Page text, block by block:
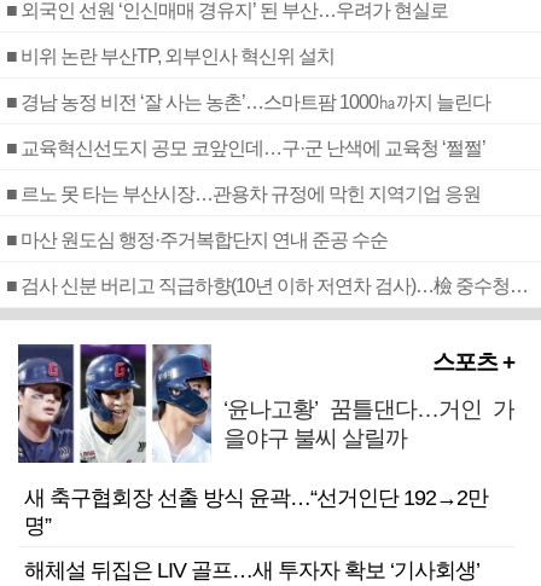
■ 외국인 선원 ‘인신매매 경유지’ 된 부산…우려가 현실로
■ 비위 논란 부산TP, 외부인사 혁신위 설치
■ 경남 농정 비전 ‘잘 사는 농촌’…스마트팜 1000㏊까지 늘린다
■ 교육혁신선도지 공모 코앞인데…구·군 난색에 교육청 ‘쩔쩔’
■ 르노 못 타는 부산시장…관용차 규정에 막힌 지역기업 응원
■ 마산 원도심 행정·주거복합단지 연내 준공 수순
■ 검사 신분 버리고 직급하향(10년 이하 저연차 검사)…檢 중수청행 기피
스포츠 +
‘윤나고황’ 꿈틀댄다…거인 가
을야구 불씨 살릴까
새 축구협회장 선출 방식 윤곽…“선거인단 192→2만
명”
해체설 뒤집은 LIV 골프…새 투자자 확보 ‘기사회생’